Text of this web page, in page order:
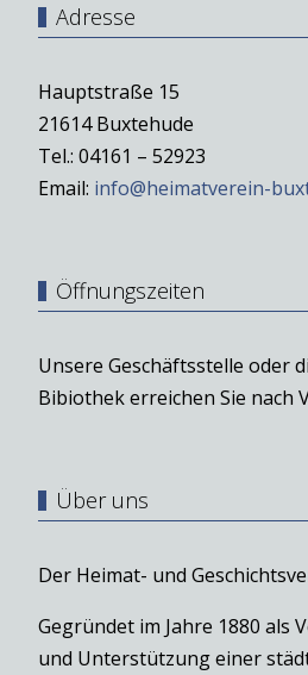
Adresse
Hauptstraße 15
21614 Buxtehude
Tel.: 04161 – 52923
Email: info@heimatverein-
Öffnungszeiten
Unsere Geschäftsstelle oder
Bibiothek erreichen Sie nach
Über uns
Der Heimat- und
Gegründet im Jahre 1880 als
und Unterstützung einer